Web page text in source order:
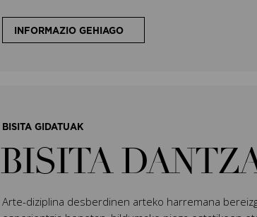
INFORMAZIO GEHIAGO
BISITA GIDATUAK
BISITA
Arte-diziplina desberdinen arteko harremana